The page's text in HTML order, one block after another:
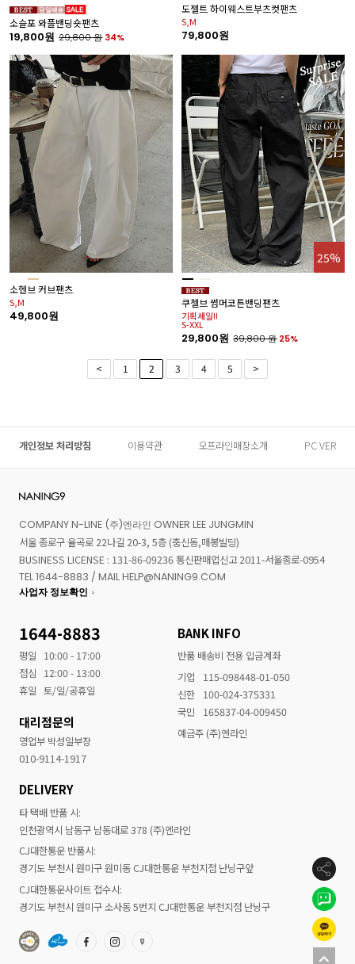
소슬포 와플밴딩숏팬츠
19,800원 29,800원 34%
도젤트 하이웨스트부츠컷팬츠
S,M
79,800원
소헨브 커브팬츠
S,M
49,800원
25%
쿠첼브 썸머코튼밴딩팬츠
기획세일!!
S-XXL
29,800원 39,800원 25%
< 1 2 3 4 5 >
개인정보 처리방침 이용약관 오프라인매장소개 PC VER
COMPANY N-LINE (주)엔라인 OWNER LEE JUNGMIN
서울 종로구 율곡로 22나길 20-3, 5층 (충신동,매봉빌딩)
BUSINESS LICENSE : 131-86-09236 통신판매업신고 2011-서울종로-0954
TEL 1644-8883 / MAIL HELP@NANING9.COM
사업자 정보확인
1644-8883
평일
10:00 - 17:00
점심
12:00 - 13:00
휴일 토/일/공휴일
대리점문의
영업부 박성일부장
010-9114-1917
BANK INFO
반품 배송비 전용 입금계좌
기업
115-098448-01-050
신한
100-024-375331
국민
165837-04-009450
예금주 (주)엔라인
DELIVERY
타 택배 반품 시:
인천광역시 남동구 남동대로 378 (주)엔라인
CJ대한통운 반품시:
경기도 부천시 원미구 원미동 CJ대한통운 부천지점 난닝구앞
CJ대한통운사이트 접수시:
경기도 부천시 원미구 소사동 5번지 CJ대한통운 부천지점 난닝구